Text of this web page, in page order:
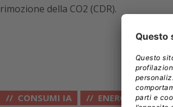
rimozione della CO2 (CDR).
CONSUMI IA ENERGIA IA